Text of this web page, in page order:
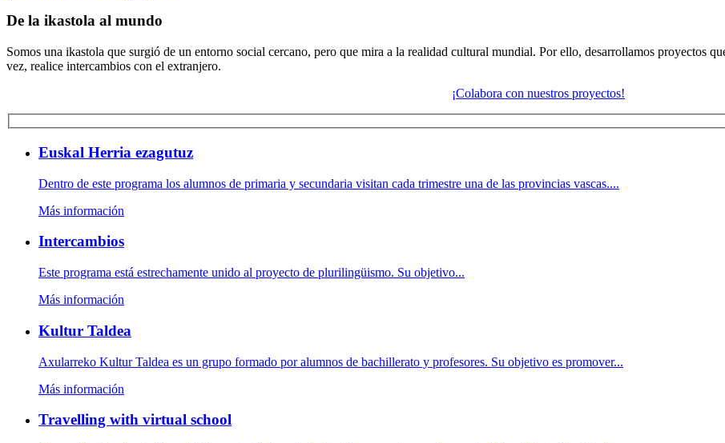
De la ikastola al mundo
Somos una ikastola que surgió de un entorno social cercano, pero que mira a la realidad cultural mundial. Por ello, desarrollamos proyectos
vez, realice intercambios con el extranjero.
¡Colabora con nuestros proyectos!
Euskal Herria ezagutuz
Dentro de este programa los alumnos de primaria y secundaria visitan cada trimestre una de las provincias vascas....
Más información
Intercambios
Este programa está estrechamente unido al proyecto de plurilingüismo. Su objetivo...
Más información
Kultur Taldea
Axularreko Kultur Taldea es un grupo formado por alumnos de bachillerato y profesores. Su objetivo es promover...
Más información
Travelling with virtual school